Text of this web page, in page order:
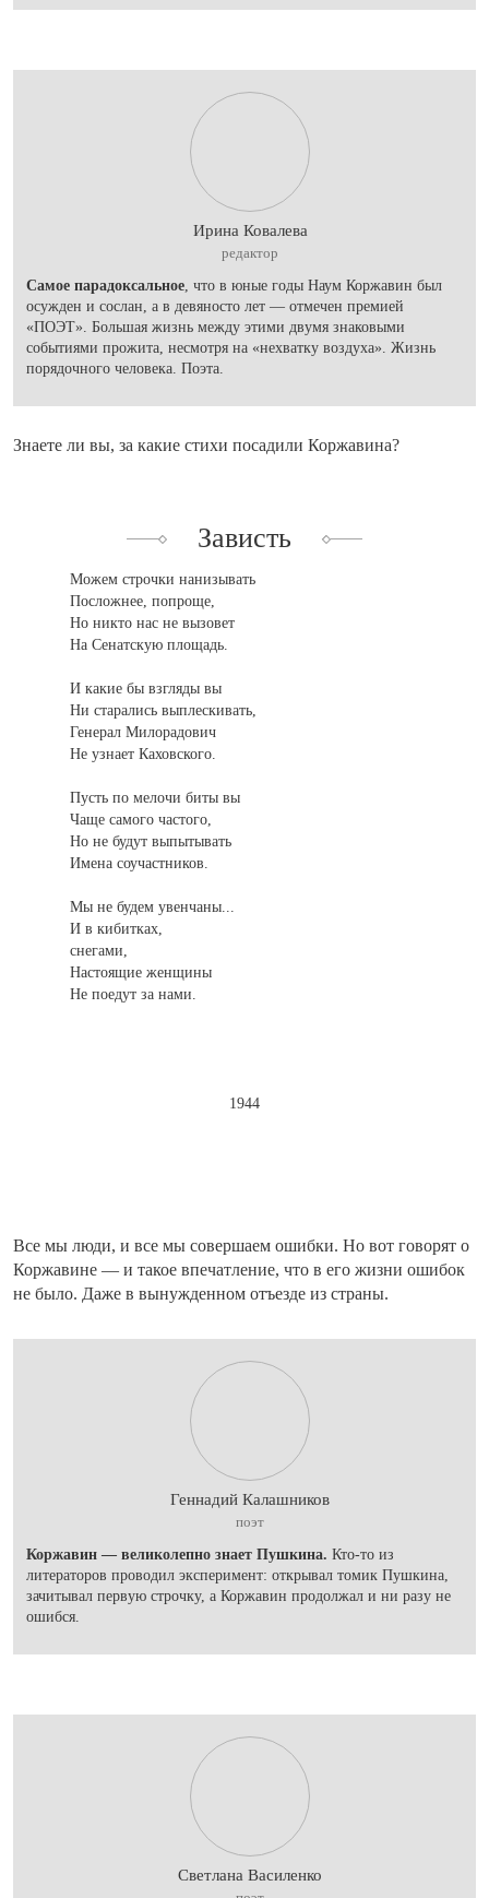
Ирина Ковалева
редактор
Самое парадоксальное, что в юные годы Наум Коржавин был
осужден и сослан, а в девяносто лет — отмечен премией
«ПОЭТ». Большая жизнь между этими двумя знаковыми
событиями прожита, несмотря на «нехватку воздуха». Жизнь
порядочного человека. Поэта.
Знаете ли вы, за какие стихи посадили Коржавина?
Зависть
Можем строчки нанизывать
Посложнее, попроще,
Но никто нас не вызовет
На Сенатскую площадь.
И какие бы взгляды вы
Ни старались выплескивать,
Генерал Милорадович
Не узнает Каховского.
Пусть по мелочи биты вы
Чаще самого частого,
Но не будут выпытывать
Имена соучастников.
Мы не будем увенчаны...
И в кибитках,
снегами,
Настоящие женщины
Не поедут за нами.
1944
Все мы люди, и все мы совершаем ошибки. Но вот говорят о
Коржавине — и такое впечатление, что в его жизни ошибок
не было. Даже в вынужденном отъезде из страны.
Геннадий Калашников
поэт
Коржавин — великолепно знает Пушкина. Кто-то из
литераторов проводил эксперимент: открывал томик Пушкина,
зачитывал первую строчку, а Коржавин продолжал и ни разу не
ошибся.
Светлана Василенко